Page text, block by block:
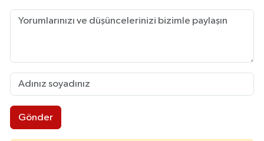
Gönder